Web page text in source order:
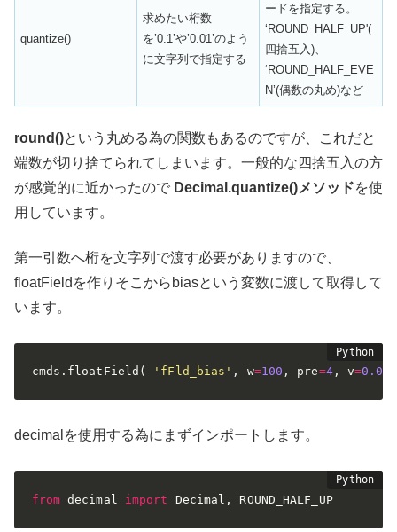
quantize()
求めたい桁数
を’0.1’や’0.01’のよう
に文字列で指定する
ードを指定する。
‘ROUND_HALF_UP'(
四捨五入)、
‘ROUND_HALF_EVE
N’(偶数の丸め)など
round()という丸める為の関数もあるのですが、これだと
端数が切り捨てられてしまいます。一般的な四捨五入の方
が感覚的に近かったので Decimal.quantize()メソッドを使
用しています。
第一引数へ桁を文字列で渡す必要がありますので、
floatFieldを作りそこからbiasという変数に渡して取得して
います。
cmds . floatField ( 'fFld_bias' , w=100 , pre=4, v=0.001
decimalを使用する為にまずインポートします。
from decimal import Decimal , ROUND_HALF_UP